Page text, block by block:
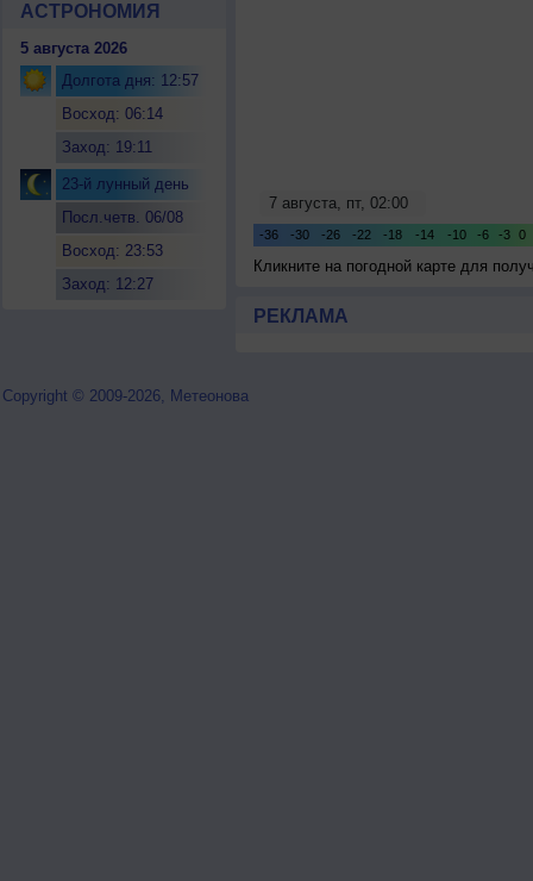
АСТРОНОМИЯ
5 августа 2026
Долгота дня: 12:57
Восход: 06:14
Заход: 19:11
23-й лунный день
Посл.четв. 06/08
Восход: 23:53
Заход: 12:27
Кликните на погодной карте для
РЕКЛАМА
Copyright © 2009-2026, Метеонова